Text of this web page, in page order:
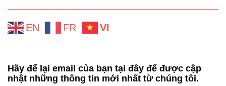
EN FR VI
Hãy để lại email của bạn tại đây để được cập
nhật những thông tin mới nhất từ chúng tôi.